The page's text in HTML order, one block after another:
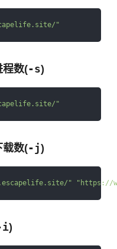
"
程数(-s)
"
载数(-j)
" "https://
i)